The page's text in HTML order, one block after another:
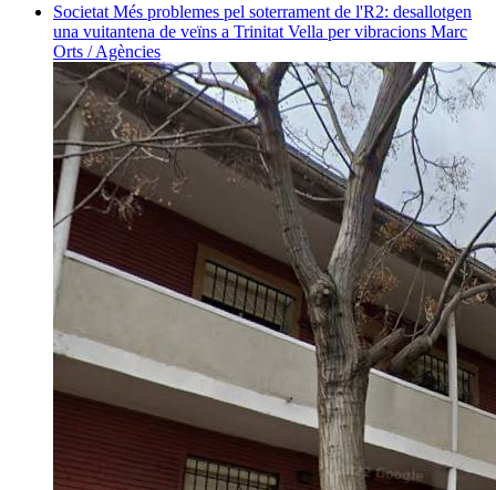
Societat Més problemes pel soterrament de l'R2: desallotgen
una vuitantena de veïns a Trinitat Vella per vibracions Marc
Orts / Agències